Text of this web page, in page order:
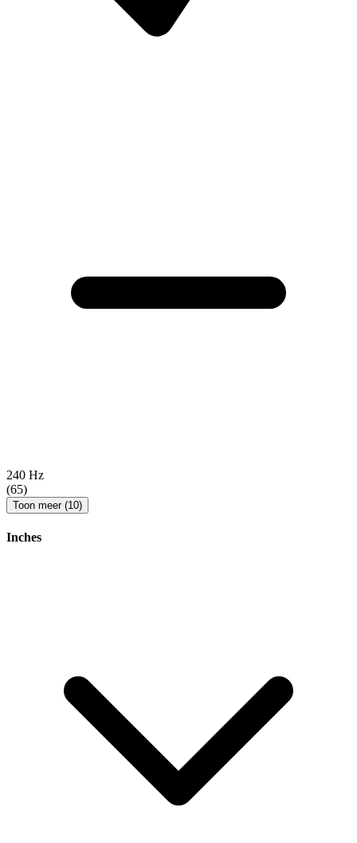
240 Hz
(65)
Toon meer (10)
Inches